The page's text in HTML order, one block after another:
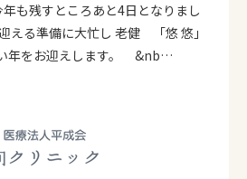
残すところあと4日となりまし
える準備に大忙し 老健 「悠 悠」
年をお迎えします。 &nb…